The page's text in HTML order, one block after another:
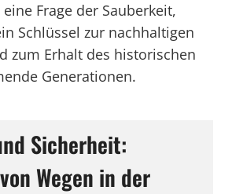
Frage der Sauberkeit,
Schlüssel zur nachhaltigen
zum Erhalt des historischen
Generationen.
Sicherheit:
Wegen in der